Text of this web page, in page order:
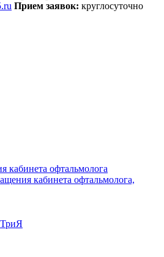
Прием заявок: круглосуточно
кабинета офтальмолога
кабинета офтальмолога,